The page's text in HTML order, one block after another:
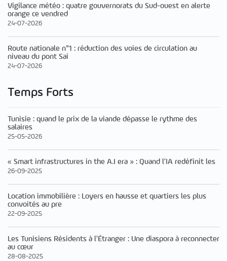
Vigilance météo : quatre gouvernorats du Sud-ouest en alerte
orange ce vendred
24-07-2026
Route nationale n°1 : réduction des voies de circulation au
niveau du pont Sai
24-07-2026
Temps Forts
Tunisie : quand le prix de la viande dépasse le rythme des
salaires
25-05-2026
« Smart infrastructures in the A.I era » : Quand l’IA redéfinit les
26-09-2025
Location immobilière : Loyers en hausse et quartiers les plus
convoités au pre
22-09-2025
Les Tunisiens Résidents à l’Étranger : Une diaspora à reconnecter
au cœur
28-08-2025